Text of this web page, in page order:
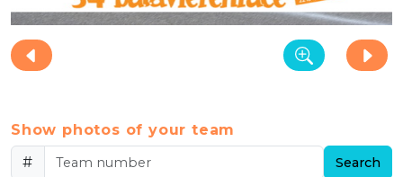
Show photos of your team
#
Search